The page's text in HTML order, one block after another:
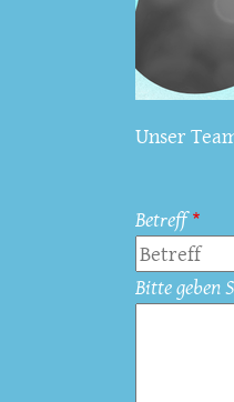
Unser
Betreff
Bitte geben